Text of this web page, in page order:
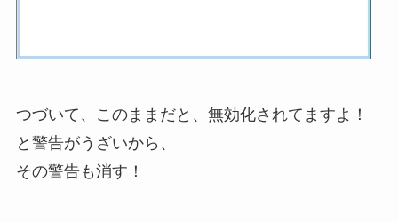
つづいて、このままだと、無効化されてますよ！
と警告がうざいから、
その警告も消す！